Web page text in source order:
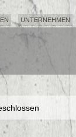
UNTERNEHMEN